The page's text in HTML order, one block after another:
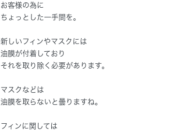
お客様の為に
ちょっとした一手間を。
新しいフィンやマスクには
油膜が付着しており
それを取り除く必要があります。
マスクなどは
油膜を取らないと曇りますね。
フィンに関しては